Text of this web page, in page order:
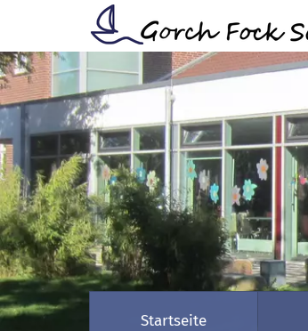
Zum Hauptinhalt springen
Startseite